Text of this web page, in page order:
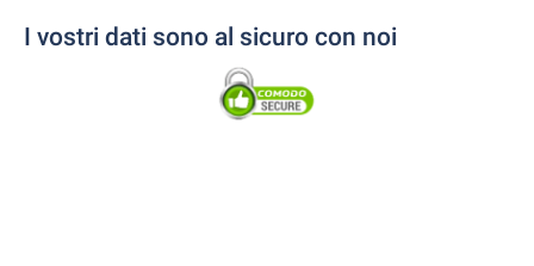
I vostri dati sono al sicuro con noi